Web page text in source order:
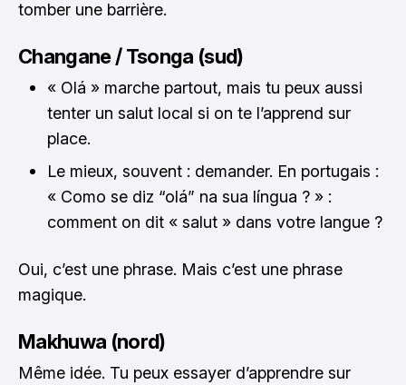
tomber une barrière.
Changane / Tsonga (sud)
« Olá » marche partout, mais tu peux aussi
tenter un salut local si on te l’apprend sur
place.
Le mieux, souvent : demander. En portugais :
« Como se diz “olá” na sua língua ? » :
comment on dit « salut » dans votre langue ?
Oui, c’est une phrase. Mais c’est une phrase
magique.
Makhuwa (nord)
Même idée. Tu peux essayer d’apprendre sur